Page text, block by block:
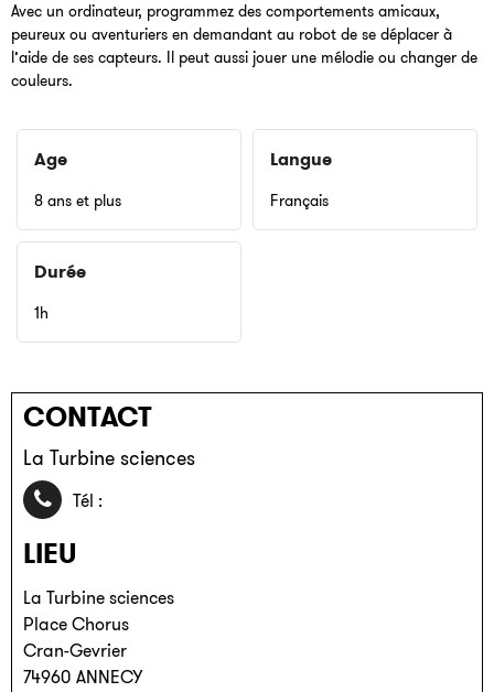
Avec un ordinateur, programmez des comportements amicaux,
peureux ou aventuriers en demandant au robot de se déplacer à
l’aide de ses capteurs. Il peut aussi jouer une mélodie ou changer de
couleurs.
Age
8 ans et plus
Langue
Français
Durée
1h
CONTACT
La Turbine sciences
Tél :
LIEU
La Turbine sciences
Place Chorus
Cran-Gevrier
74960 ANNECY